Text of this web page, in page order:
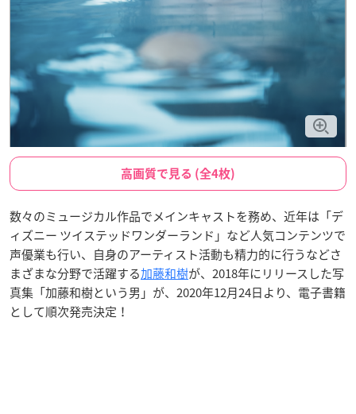
高画質で見る (全4枚)
数々のミュージカル作品でメインキャストを務め、近年は「デ
ィズニー ツイステッドワンダーランド」など人気コンテンツで
声優業も行い、自身のアーティスト活動も精力的に行うなどさ
まざまな分野で活躍する加藤和樹が、2018年にリリースした写
真集「加藤和樹という男」が、2020年12月24日より、電子書籍
として順次発売決定！